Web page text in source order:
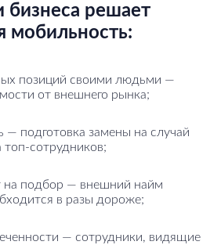
бизнеса решает
мобильность:
позиций своими людьми —
от внешнего рынка;
— подготовка замены на случай
топ-сотрудников;
на подбор — внешний найм
в разы дороже;
— сотрудники, видящие